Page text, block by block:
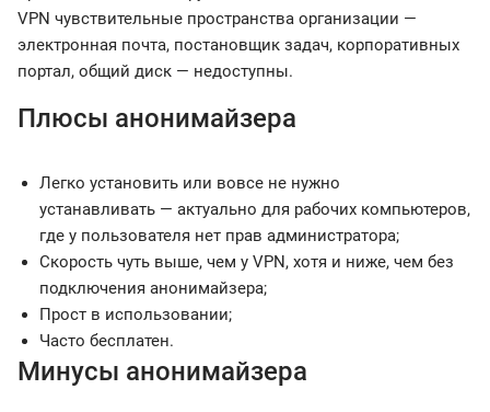
VPN чувствительные пространства организации —
электронная почта, постановщик задач, корпоративных
портал, общий диск — недоступны.
Плюсы анонимайзера
Легко установить или вовсе не нужно
устанавливать — актуально для рабочих компьютеров,
где у пользователя нет прав администратора;
Скорость чуть выше, чем у VPN, хотя и ниже, чем без
подключения анонимайзера;
Прост в использовании;
Часто бесплатен.
Минусы анонимайзера